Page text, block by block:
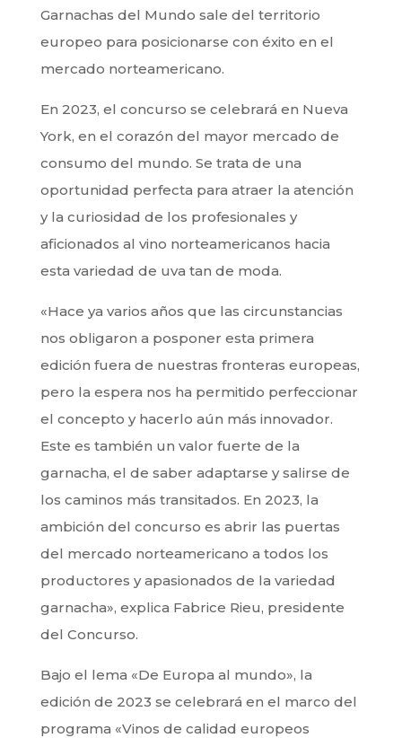
Garnachas del Mundo sale del territorio
europeo para posicionarse con éxito en el
mercado norteamericano.
En 2023, el concurso se celebrará en Nueva
York, en el corazón del mayor mercado de
consumo del mundo. Se trata de una
oportunidad perfecta para atraer la atención
y la curiosidad de los profesionales y
aficionados al vino norteamericanos hacia
esta variedad de uva tan de moda.
«Hace ya varios años que las circunstancias
nos obligaron a posponer esta primera
edición fuera de nuestras fronteras europeas,
pero la espera nos ha permitido perfeccionar
el concepto y hacerlo aún más innovador.
Este es también un valor fuerte de la
garnacha, el de saber adaptarse y salirse de
los caminos más transitados. En 2023, la
ambición del concurso es abrir las puertas
del mercado norteamericano a todos los
productores y apasionados de la variedad
garnacha», explica Fabrice Rieu, presidente
del Concurso.
Bajo el lema «De Europa al mundo», la
edición de 2023 se celebrará en el marco del
programa «Vinos de calidad europeos